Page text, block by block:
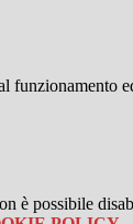
funzionamento
è possibile